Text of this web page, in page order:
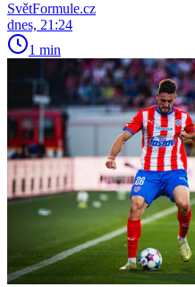
SvětFormule.cz
dnes, 21:24
1 min